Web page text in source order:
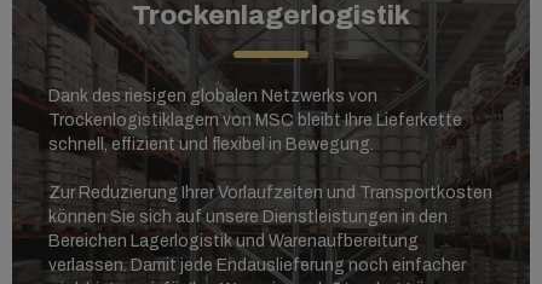
Trockenlagerlogistik
Dank des riesigen globalen Netzwerks von
Trockenlogistiklagern von MSC bleibt Ihre Lieferkette
schnell, effizient und flexibel in Bewegung.
Zur Reduzierung Ihrer Vorlaufzeiten und Transportkosten
können Sie sich auf unsere Dienstleistungen in den
Bereichen Lagerlogistik und Warenaufbereitung
verlassen. Damit jede Endauslieferung noch einfacher